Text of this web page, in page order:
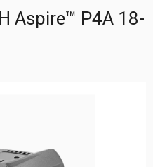
Aspire™ P4A 18-